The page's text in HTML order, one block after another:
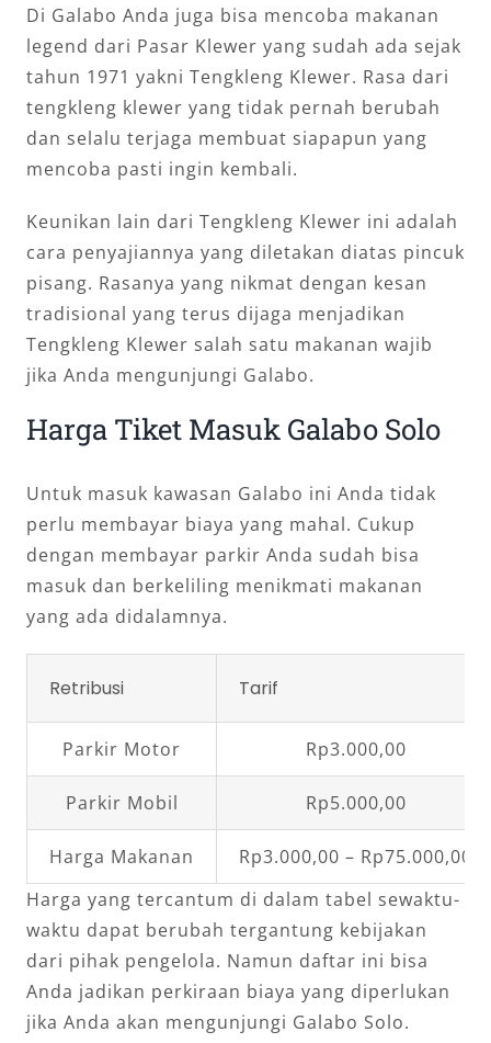
Di Galabo Anda juga bisa mencoba makanan
legend dari Pasar Klewer yang sudah ada sejak
tahun 1971 yakni Tengkleng Klewer. Rasa dari
tengkleng klewer yang tidak pernah berubah
dan selalu terjaga membuat siapapun yang
mencoba pasti ingin kembali.
Keunikan lain dari Tengkleng Klewer ini adalah
cara penyajiannya yang diletakan diatas pincuk
pisang. Rasanya yang nikmat dengan kesan
tradisional yang terus dijaga menjadikan
Tengkleng Klewer salah satu makanan wajib
jika Anda mengunjungi Galabo.
Harga Tiket Masuk Galabo Solo
Untuk masuk kawasan Galabo ini Anda tidak
perlu membayar biaya yang mahal. Cukup
dengan membayar parkir Anda sudah bisa
masuk dan berkeliling menikmati makanan
yang ada didalamnya.
Retribusi Tarif
Parkir Motor Rp3.000,00
Parkir Mobil Rp5.000,00
Harga Makanan
Rp3.000,00 – Rp75.000,00
Harga yang tercantum di dalam tabel sewaktu-
waktu dapat berubah tergantung kebijakan
dari pihak pengelola. Namun daftar ini bisa
Anda jadikan perkiraan biaya yang diperlukan
jika Anda akan mengunjungi Galabo Solo.